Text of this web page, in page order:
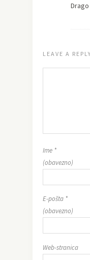
LEAVE A REPLY
Ime *
(obavezno)
E-pošta *
(obavezno)
Web-stranica